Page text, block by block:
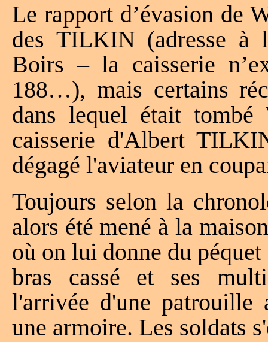
Le rapport d’évasion de
des TILKIN (adresse à
Boirs – la caisserie
188…), mais certains
dans lequel était
caisserie d'Albert
dégagé l'aviateur en
Toujours selon la
alors été mené à la
où on lui donne du
bras cassé et ses
l'arrivée d'une patrouille
une armoire. Les soldats